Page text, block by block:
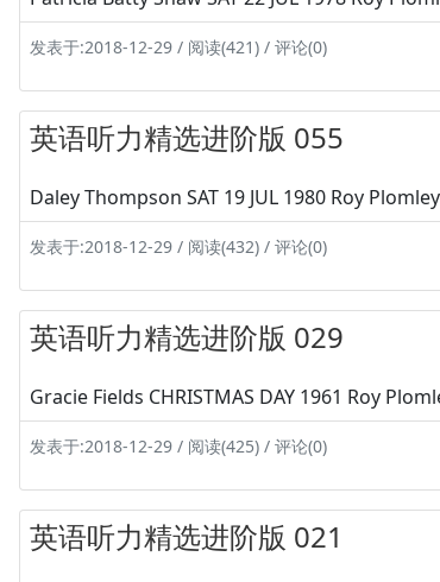
发表于:2018-12-29 / 阅读(421) / 评论(0)
英语听力精选进阶版 055
Daley Thompson SAT 19 JUL 1980 Roy
发表于:2018-12-29 / 阅读(432) / 评论(0)
英语听力精选进阶版 029
Gracie Fields CHRISTMAS DAY 1961 Roy
发表于:2018-12-29 / 阅读(425) / 评论(0)
英语听力精选进阶版 021